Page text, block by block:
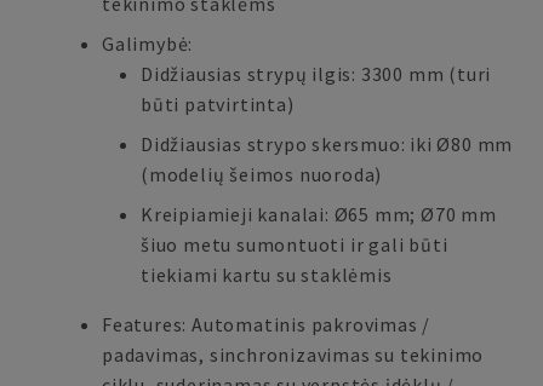
Galimybė:
Didžiausias strypų ilgis: 3300 mm (turi
būti patvirtinta)
Didžiausias strypo skersmuo: iki Ø80 mm
(modelių šeimos nuoroda)
Kreipiamieji kanalai: Ø65 mm; Ø70 mm
šiuo metu sumontuoti ir gali būti
tiekiami kartu su staklėmis
Features: Automatinis pakrovimas /
padavimas, sinchronizavimas su tekinimo